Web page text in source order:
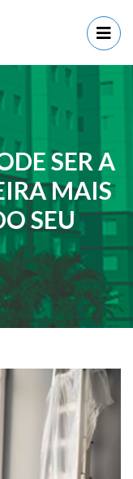
SER A
MAIS
SEU